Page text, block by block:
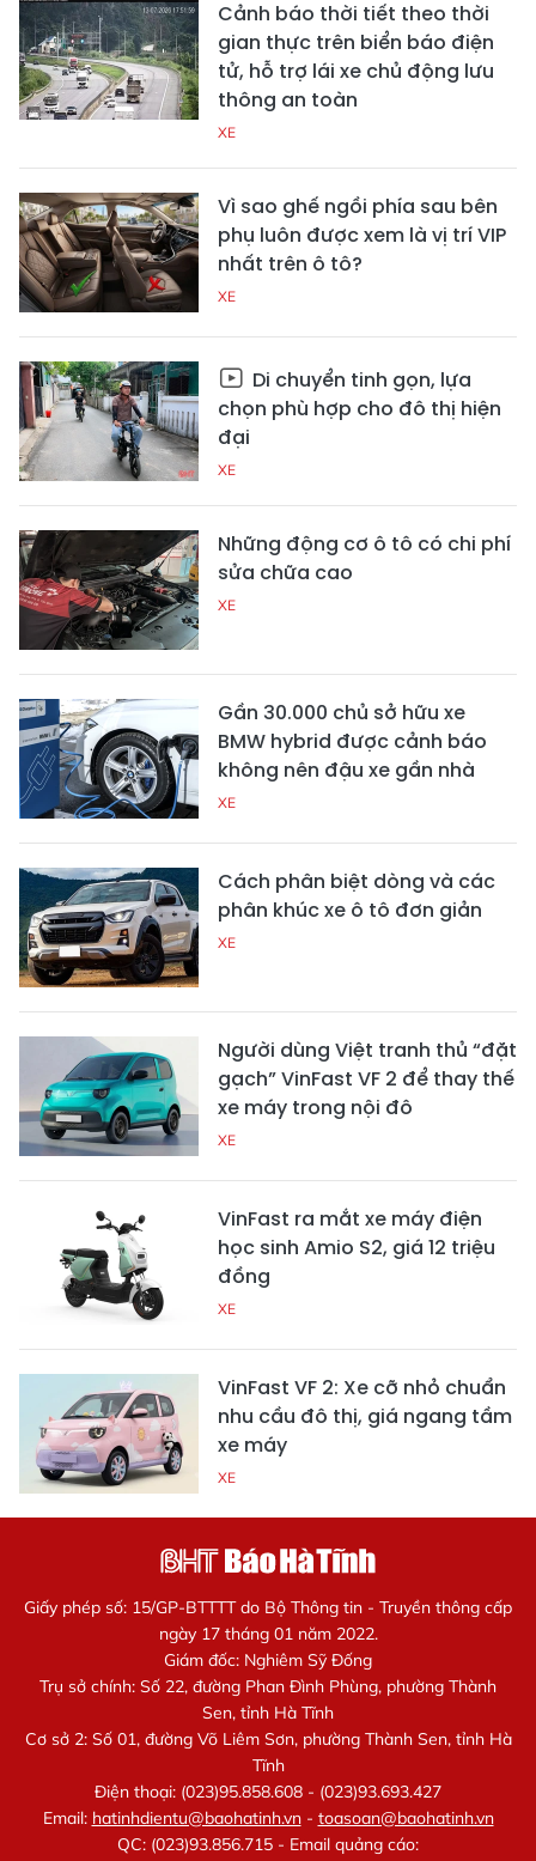
Cảnh báo thời tiết theo thời
gian thực trên biển báo điện
tử, hỗ trợ lái xe chủ động lưu
thông an toàn
XE
Vì sao ghế ngồi phía sau bên
phụ luôn được xem là vị trí VIP
nhất trên ô tô?
XE
Di chuyển tinh gọn, lựa
chọn phù hợp cho đô thị hiện
đại
XE
Những động cơ ô tô có chi phí
sửa chữa cao
XE
Gần 30.000 chủ sở hữu xe
BMW hybrid được cảnh báo
không nên đậu xe gần nhà
XE
Cách phân biệt dòng và các
phân khúc xe ô tô đơn giản
XE
Người dùng Việt tranh thủ “đặt
gạch” VinFast VF 2 để thay thế
xe máy trong nội đô
XE
VinFast ra mắt xe máy điện
học sinh Amio S2, giá 12 triệu
đồng
XE
VinFast VF 2: Xe cỡ nhỏ chuẩn
nhu cầu đô thị, giá ngang tầm
xe máy
XE
Giấy phép số: 15/GP-BTTTT do Bộ Thông tin - Truyền thông cấp
ngày 17 tháng 01 năm 2022.
Giám đốc: Nghiêm Sỹ Đống
Trụ sở chính: Số 22, đường Phan Đình Phùng, phường Thành
Sen, tỉnh Hà Tĩnh
Cơ sở 2: Số 01, đường Võ Liêm Sơn, phường Thành Sen, tỉnh Hà
Tĩnh
Điện thoại: (023)95.858.608 - (023)93.693.427
Email: hatinhdientu@baohatinh.vn- toasoan@baohatinh.vn
QC: (023)93.856.715 - Email quảng cáo: